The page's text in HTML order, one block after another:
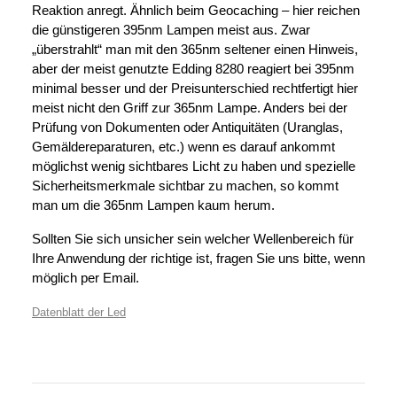
Reaktion anregt. Ähnlich beim Geocaching – hier reichen
die günstigeren 395nm Lampen meist aus. Zwar
„überstrahlt“ man mit den 365nm seltener einen Hinweis,
aber der meist genutzte Edding 8280 reagiert bei 395nm
minimal besser und der Preisunterschied rechtfertigt hier
meist nicht den Griff zur 365nm Lampe. Anders bei der
Prüfung von Dokumenten oder Antiquitäten (Uranglas,
Gemäldereparaturen, etc.) wenn es darauf ankommt
möglichst wenig sichtbares Licht zu haben und spezielle
Sicherheitsmerkmale sichtbar zu machen, so kommt
man um die 365nm Lampen kaum herum.
Sollten Sie sich unsicher sein welcher Wellenbereich für
Ihre Anwendung der richtige ist, fragen Sie uns bitte, wenn
möglich per Email.
Datenblatt der Led